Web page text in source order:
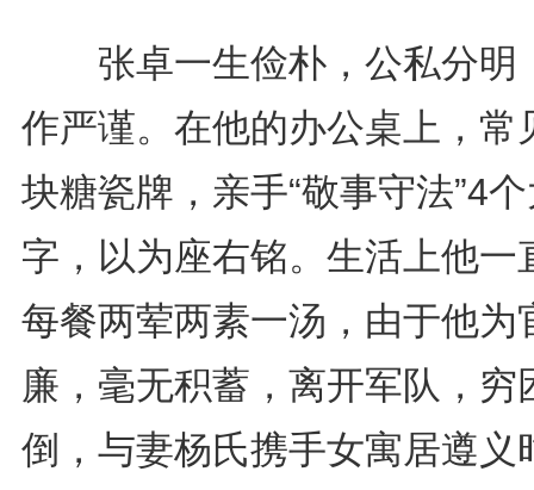
张卓一生俭朴，公私分明
作严谨。在他的办公桌上，常
块糖瓷牌，亲手“敬事守法”4
字，以为座右铭。生活上他一
每餐两荤两素一汤，由于他为
廉，毫无积蓄，离开军队，穷
倒，与妻杨氏携手女寓居遵义